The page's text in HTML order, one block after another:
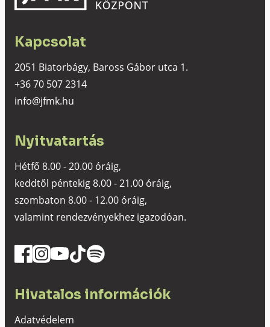
Kapcsolat
2051 Biatorbágy, Baross Gábor utca 1.
+36 70 507 2314
info@jfmk.hu
Nyitvatartás
Hétfő 8.00 - 20.00 óráig,
keddtől péntekig 8.00 - 21.00 óráig,
szombaton 8.00 - 12.00 óráig,
valamint rendezvényekhez igazodóan.
Hivatalos információk
Adatvédelem